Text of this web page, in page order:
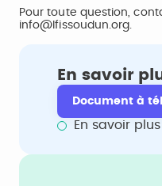
Pour toute question,
info@lfissoudun.org.
En savoir
Document à
En savoir plus